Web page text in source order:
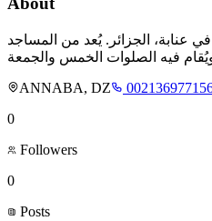
عنابة، الجزائر. يُعد من المساجد
ANNABA, DZ
0
Followers
0
Posts